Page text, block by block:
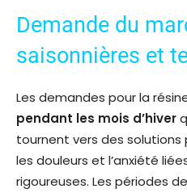
Demande du
saisonnières et
Les demandes pour la
pendant les mois d’hiver
tournent vers des
les douleurs et l’anxiété
rigoureuses. Les périodes